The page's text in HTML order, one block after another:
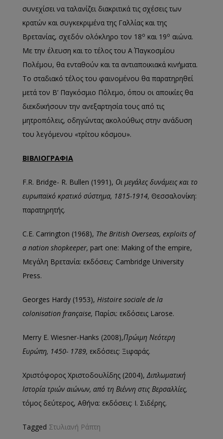
συνεχίσει να ταλανίζει διακριτικά τις σχέσεις των
κρατών και συγκεκριμένα της Γαλλίας και της
Βρετανίας, σχεδόν ολόκληρο τον 18ο και 19ο αιώνα.
Με την έλευση και το τέλος του Α΄ Παγκοσμίου
Πολέμου, θα ενταθούν και τα αντιαποικιακά κινήματα.
Το σταδιακό τέλος του φαινομένου θα παρατηρηθεί
μετά τον Β’ Παγκόσμιο Πόλεμο, όπου οι αποικίες θα
διεκδικήσουν την ανεξαρτησία τους από τις
μητροπόλεις, οδηγώντας ακολούθως στην ανάδυση
του λεγόμενου «τρίτου κόσμου».
ΒΙΒΛΙΟΓΡΑΦΙΑ
F.R. Bridge- R. Bullen (1991), Οι μεγάλες δυνάμεις και το
ευρωπαϊκό κρατικό σύστημα, 1815-1914, Θεσσαλονίκη:
παρατηρητής.
C.E. Carrington (1968), The British Overseas, exploits of
a nation shopkeeper, part one: Making of the empire,
Μεγάλη Βρετανία: εκδόσεις: Cambridge University
Press.
Georges Hardy (1953), Histoire sociale de la
colonisation française, Παρίσι: εκδόσεις Larose.
Merry E. Wiesner-Hanks (2008),Πρώιμη Νεότερη
Ευρώπη, 1450- 1789, εκδόσεις: Ξιφαράς.
Χριστόφορος Χριστοδουλίδης (2004),Διπλωματική
Ιστορία τριών αιώνων, από τη Βιέννη στις Βερσαλλίες,
τόμος δεύτερος, Αθήνα: εκδόσεις: Ι. Σιδέρης.
Tagged Στυλιανή Ράπτη